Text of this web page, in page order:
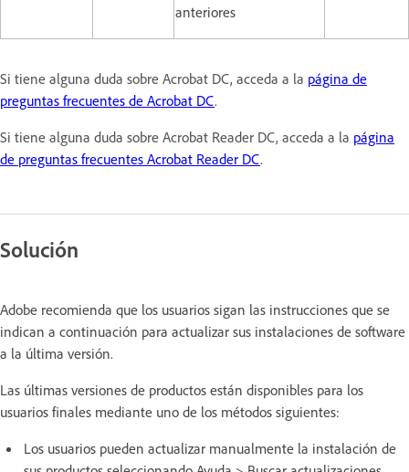
anteriores
Si tiene alguna duda sobre Acrobat DC, acceda a la página de
preguntas frecuentes de Acrobat DC.
Si tiene alguna duda sobre Acrobat Reader DC, acceda a la página
de preguntas frecuentes Acrobat Reader DC.
Solución
Adobe recomienda que los usuarios sigan las instrucciones que se
indican a continuación para actualizar sus instalaciones de software
a la última versión.
Las últimas versiones de productos están disponibles para los
usuarios finales mediante uno de los métodos siguientes:
Los usuarios pueden actualizar manualmente la instalación de